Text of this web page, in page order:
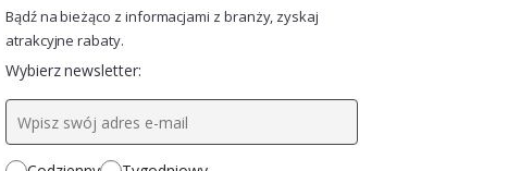
Bądź na bieżąco z informacjami z branży, zyskaj
atrakcyjne rabaty.
Wybierz newsletter: